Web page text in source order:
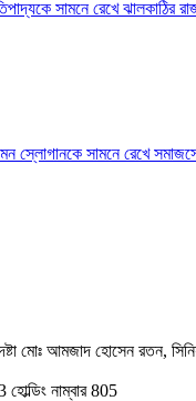
সামনে রেখে ঝালকাঠির
স্লোগানকে সামনে রেখে
মোঃ আমজাদ হোসেন রতন,
নাম্বার 805